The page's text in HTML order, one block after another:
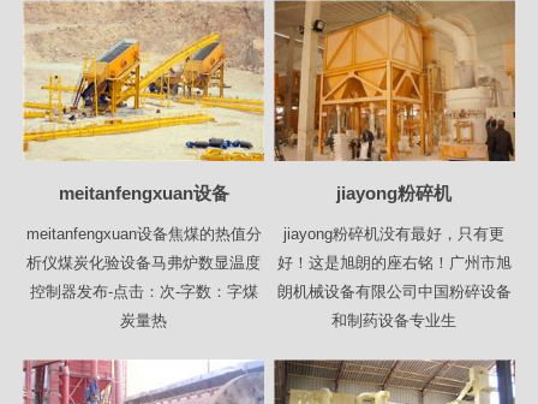
meitanfengxuan设备
meitanfengxuan设备焦煤的热值分
析仪煤炭化验设备马弗炉数显温度
控制器发布-点击：次-字数：字煤
炭量热
jiayong粉碎机
jiayong粉碎机没有最好，只有更
好！这是旭朗的座右铭！广州市旭
朗机械设备有限公司中国粉碎设备
和制药设备专业生